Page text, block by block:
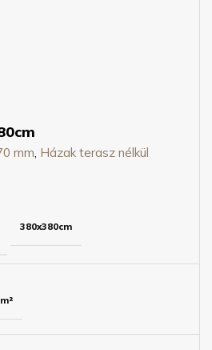
mm Házak terasz nélkül
380x380cm